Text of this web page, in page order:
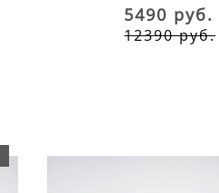
5490 руб.
12390 руб.